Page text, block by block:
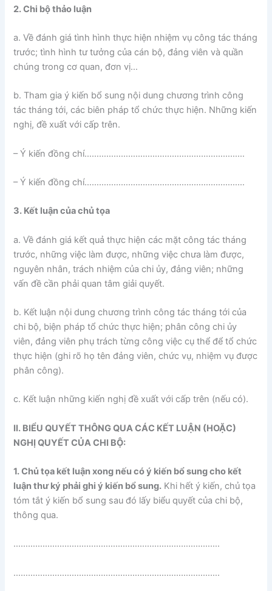
2. Chi bộ thảo luận
a. Về đánh giá tình hình thực hiện nhiệm vụ công tác tháng
trước; tình hình tư tưởng của cán bộ, đảng viên và quần
chúng trong cơ quan, đơn vị…
b. Tham gia ý kiến bổ sung nội dung chương trình công
tác tháng tới, các biên pháp tổ chức thực hiện. Những kiến
nghị, đề xuất với cấp trên.
– Ý kiến đồng chí…………………………………………………………
– Ý kiến đồng chí…………………………………………………………
3. Kết luận của chủ tọa
a. Về đánh giá kết quả thực hiện các mặt công tác tháng
trước, những việc làm được, những việc chưa làm được,
nguyên nhân, trách nhiệm của chi ủy, đảng viên; những
vấn đề cần phải quan tâm giải quyết.
b. Kết luận nội dung chương trình công tác tháng tới của
chi bộ, biện pháp tổ chức thực hiện; phân công chi ủy
viên, đảng viên phụ trách từng công việc cụ thể để tổ chức
thực hiện (ghi rõ họ tên đảng viên, chức vụ, nhiệm vụ được
phân công).
c. Kết luận những kiến nghị đề xuất với cấp trên (nếu có).
II. BIỂU QUYẾT THÔNG QUA CÁC KẾT LUẬN (HOẶC)
NGHỊ QUYẾT CỦA CHI BỘ:
1. Chủ tọa kết luận xong nếu có ý kiến bổ sung cho kết
luận thư ký phải ghi ý kiến bổ sung. Khi hết ý kiến, chủ tọa
tóm tắt ý kiến bổ sung sau đó lấy biểu quyết của chi bộ,
thông qua.
………………………………………………………………………….
………………………………………………………………………….